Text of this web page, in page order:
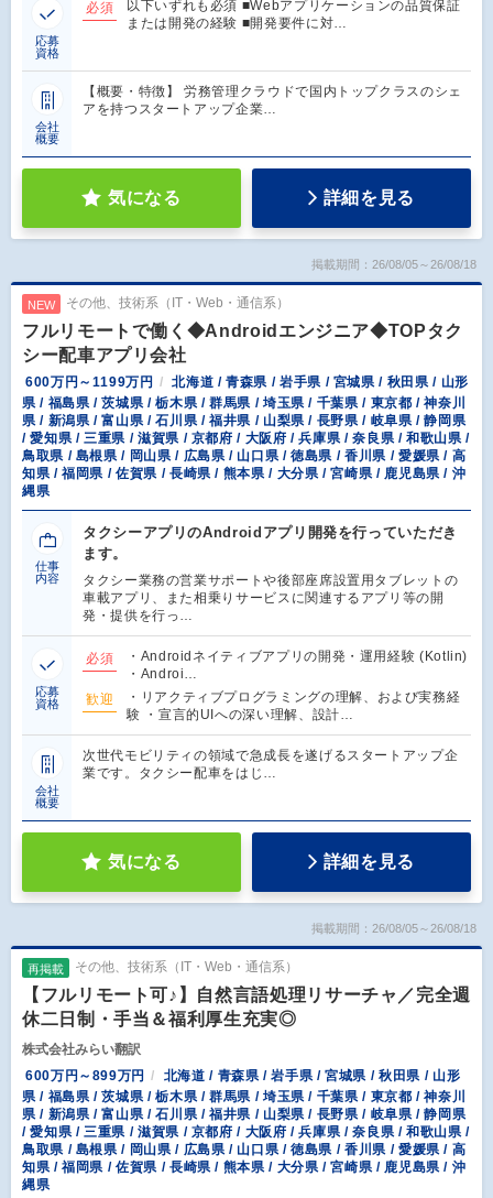
応募
資格
必須
以下いずれも必須 ■Webアプリケーションの品質保証
または開発の経験 ■開発要件に対…
会社
概要
【概要・特徴】 労務管理クラウドで国内トップクラスのシェ
アを持つスタートアップ企業…
気になる 詳細を見る
掲載期間：26/08/05～26/08/18
NEW その他、技術系（IT・Web・通信系）
フルリモートで働く◆Androidエンジニア◆TOPタク
シー配車アプリ会社
600万円～1199万円
北海道 / 青森県 / 岩手県 / 宮城県 / 秋田県 / 山形
県 / 福島県 / 茨城県 / 栃木県 / 群馬県 / 埼玉県 / 千葉県 / 東京都 / 神奈川
県 / 新潟県 / 富山県 / 石川県 / 福井県 / 山梨県 / 長野県 / 岐阜県 / 静岡県
/ 愛知県 / 三重県 / 滋賀県 / 京都府 / 大阪府 / 兵庫県 / 奈良県 / 和歌山県 /
鳥取県 / 島根県 / 岡山県 / 広島県 / 山口県 / 徳島県 / 香川県 / 愛媛県 / 高
知県 / 福岡県 / 佐賀県 / 長崎県 / 熊本県 / 大分県 / 宮崎県 / 鹿児島県 / 沖
縄県
仕事
内容
タクシーアプリのAndroidアプリ開発を行っていただき
ます。
タクシー業務の営業サポートや後部座席設置用タブレットの
車載アプリ、また相乗りサービスに関連するアプリ等の開
発・提供を行っ…
応募
資格
必須
・Androidネイティブアプリの開発・運用経験 (Kotlin)
・Androi…
歓迎
・リアクティブプログラミングの理解、および実務経
験 ・宣言的UIへの深い理解、設計…
会社
概要
次世代モビリティの領域で急成長を遂げるスタートアップ企
業です。タクシー配車をはじ…
気になる 詳細を見る
掲載期間：26/08/05～26/08/18
再掲載 その他、技術系（IT・Web・通信系）
【フルリモート可♪】自然言語処理リサーチャ／完全週
休二日制・手当＆福利厚生充実◎
株式会社みらい翻訳
600万円～899万円
北海道 / 青森県 / 岩手県 / 宮城県 / 秋田県 / 山形
県 / 福島県 / 茨城県 / 栃木県 / 群馬県 / 埼玉県 / 千葉県 / 東京都 / 神奈川
県 / 新潟県 / 富山県 / 石川県 / 福井県 / 山梨県 / 長野県 / 岐阜県 / 静岡県
/ 愛知県 / 三重県 / 滋賀県 / 京都府 / 大阪府 / 兵庫県 / 奈良県 / 和歌山県 /
鳥取県 / 島根県 / 岡山県 / 広島県 / 山口県 / 徳島県 / 香川県 / 愛媛県 / 高
知県 / 福岡県 / 佐賀県 / 長崎県 / 熊本県 / 大分県 / 宮崎県 / 鹿児島県 / 沖
縄県